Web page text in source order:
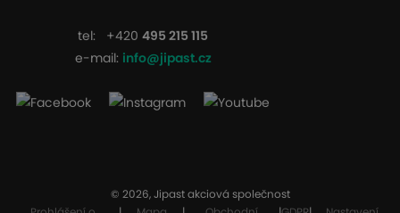
tel: +420 495 215 115
e-mail: info@jipast.cz
© 2026, Jipast akciová společnost